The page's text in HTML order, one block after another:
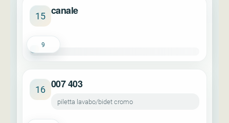
15 canale
9
16 007 403
piletta lavabo/bidet cromo